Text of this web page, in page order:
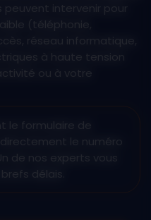
(téléphonie,
réseau informatique,
à haute tension
ou à votre
le formulaire de
le numéro
de nos experts vous
délais.